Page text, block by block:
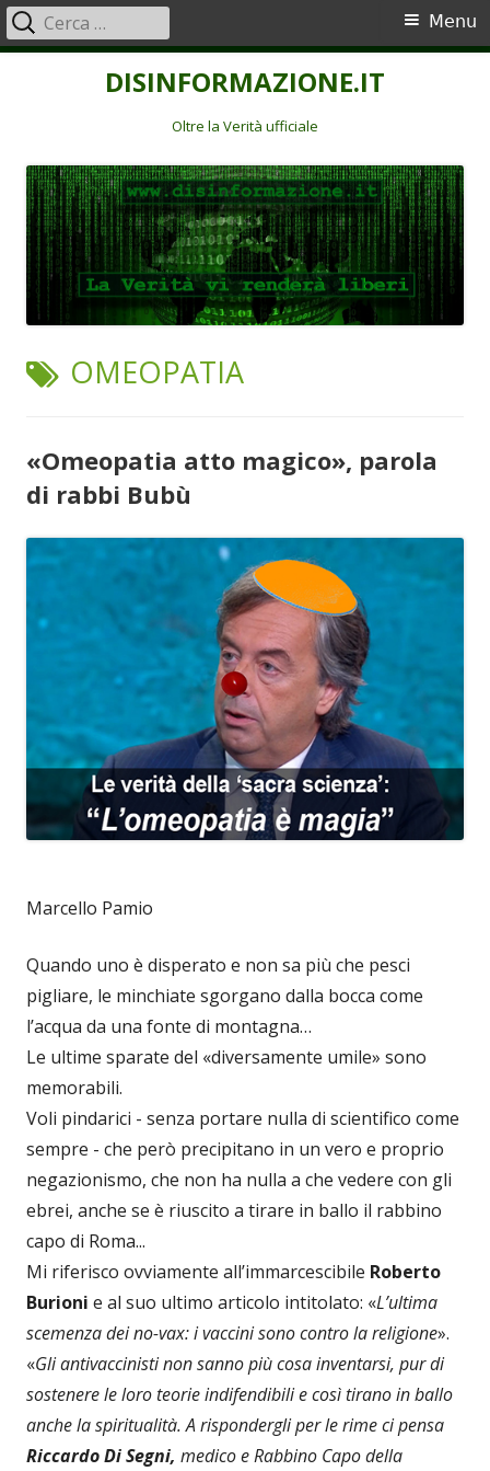
DISINFORMAZIONE.IT
Oltre la Verità ufficiale
Menu
principale
Menu
Ricerca
per:
TAG:
OMEOPATIA
«Omeopatia atto magico», parola
di rabbi Bubù
Marcello Pamio
Quando uno è disperato e non sa più che pesci
pigliare, le minchiate sgorgano dalla bocca come
l’acqua da una fonte di montagna…
Le ultime sparate del «diversamente umile» sono
memorabili.
Voli pindarici - senza portare nulla di scientifico come
sempre - che però precipitano in un vero e proprio
negazionismo, che non ha nulla a che vedere con gli
ebrei, anche se è riuscito a tirare in ballo il rabbino
capo di Roma...
Mi riferisco ovviamente all’immarcescibile Roberto
Burioni e al suo ultimo articolo intitolato: «L’ultima
scemenza dei no-vax: i vaccini sono contro la religione».
«Gli antivaccinisti non sanno più cosa inventarsi, pur di
sostenere le loro teorie indifendibili e così tirano in ballo
anche la spiritualità. A rispondergli per le rime ci pensa
Riccardo Di Segni, medico e Rabbino Capo della